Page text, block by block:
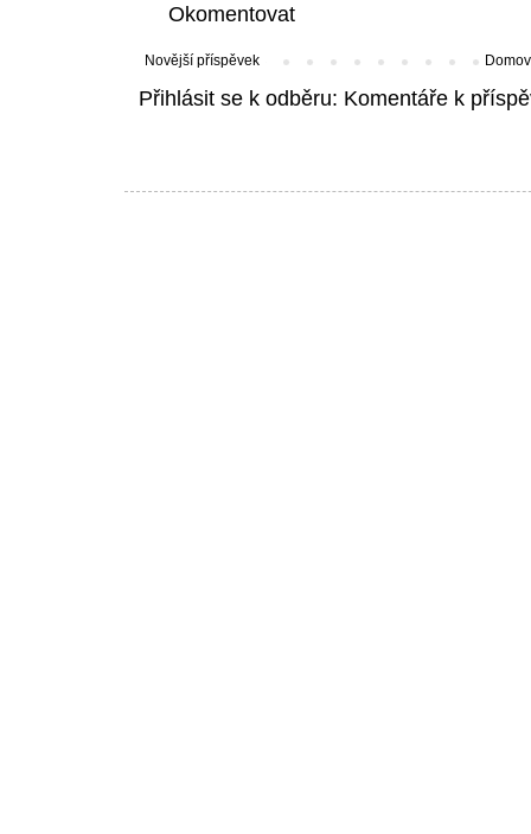
Okomentovat
Novější příspěvek
Přihlásit se k odběru: Komentáře k